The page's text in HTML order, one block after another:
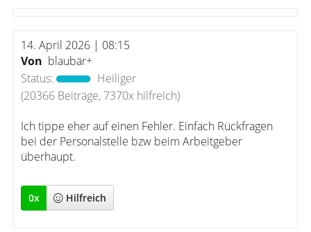
14. April 2026 | 08:15
Von blaubär+
Status:
Heiliger
(20366 Beiträge, 7370x hilfreich)
Ich tippe eher auf einen Fehler. Einfach Rückfragen
bei der Personalstelle bzw beim Arbeitgeber
überhaupt.
0x Hilfreich